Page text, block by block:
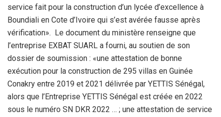
service fait pour la construction d’un lycée d’excellence à
Boundiali en Cote d’Ivoire qui s’est avérée fausse après
vérification». Le document du ministère renseigne que
l’entreprise EXBAT SUARL a fourni, au soutien de son
dossier de soumission : «une attestation de bonne
exécution pour la construction de 295 villas en Guinée
Conakry entre 2019 et 2021 délivrée par YETTIS Sénégal,
alors que l’Entreprise YETTIS Sénégal est créée en 2022
sous le numéro SN DKR 2022 … ; une attestation de service